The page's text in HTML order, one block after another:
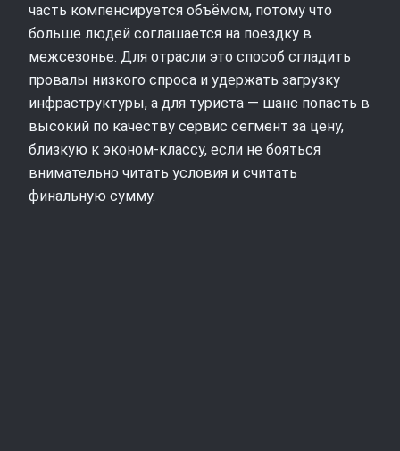
часть компенсируется объёмом, потому что
больше людей соглашается на поездку в
межсезонье. Для отрасли это способ сгладить
провалы низкого спроса и удержать загрузку
инфраструктуры, а для туриста — шанс попасть в
высокий по качеству сервис сегмент за цену,
близкую к эконом-классу, если не бояться
внимательно читать условия и считать
финальную сумму.